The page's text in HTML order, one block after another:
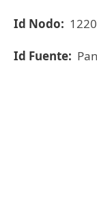
Id Nodo:
Id Fuente: